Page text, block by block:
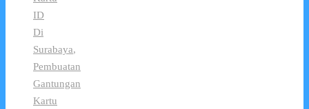
ID
Di
Surabaya,
Pembuatan
Gantungan
Kartu